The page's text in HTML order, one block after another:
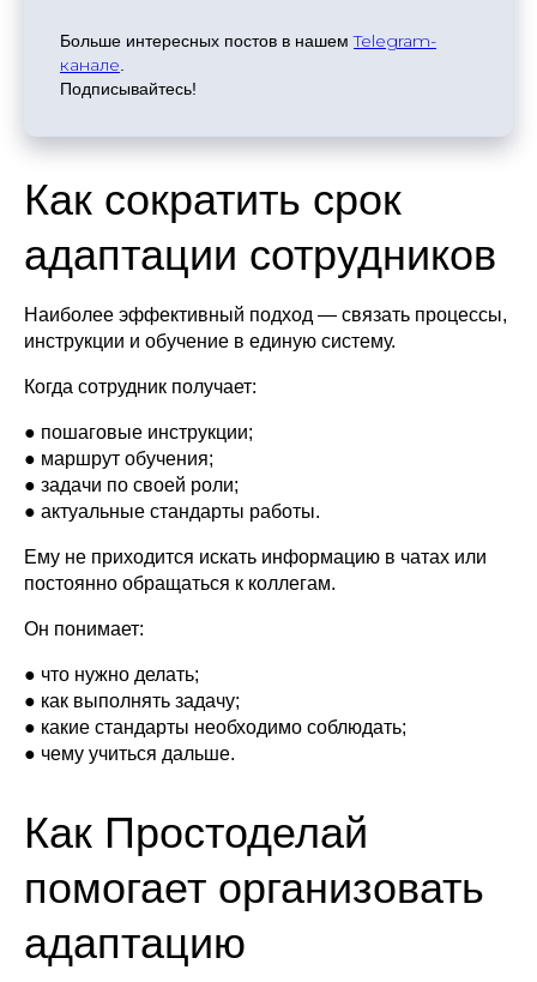
Больше интересных постов в нашемTelegram-
канале
Подписывайтесь!
Как сократить срок
адаптации сотрудников
Наиболее эффективный подход — связать процессы,
инструкции и обучение в единую систему.
Когда сотрудник получает:
● пошаговые инструкции;
● маршрут обучения;
● задачи по своей роли;
● актуальные стандарты работы.
Ему не приходится искать информацию в чатах или
постоянно обращаться к коллегам.
Он понимает:
● что нужно делать;
● как выполнять задачу;
● какие стандарты необходимо соблюдать;
● чему учиться дальше.
Как Простоделай
помогает организовать
адаптацию